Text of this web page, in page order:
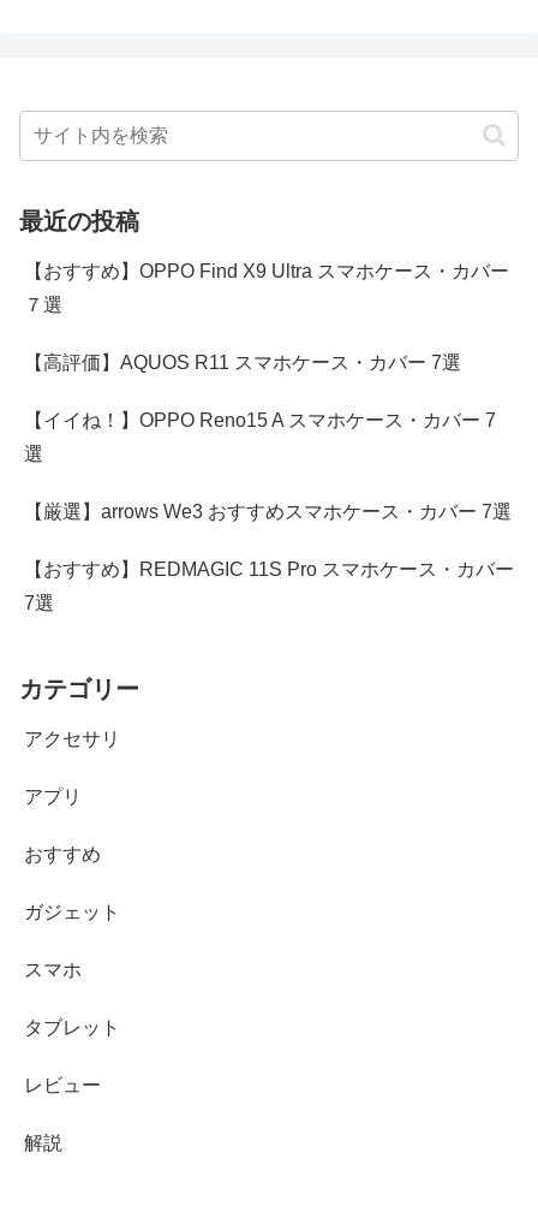
最近の投稿
【おすすめ】OPPO Find X9 Ultra スマホケース・カバー
７選
【高評価】AQUOS R11 スマホケース・カバー 7選
【イイね！】OPPO Reno15 A スマホケース・カバー 7
選
【厳選】arrows We3 おすすめスマホケース・カバー 7選
【おすすめ】REDMAGIC 11S Pro スマホケース・カバー
7選
カテゴリー
アクセサリ
アプリ
おすすめ
ガジェット
スマホ
タブレット
レビュー
解説